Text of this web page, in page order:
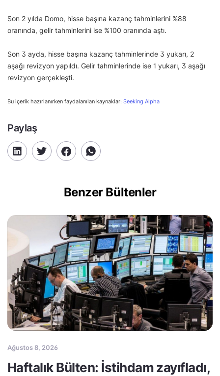
Son 2 yılda Domo, hisse başına kazanç tahminlerini %88
oranında, gelir tahminlerini ise %100 oranında aştı.
Son 3 ayda, hisse başına kazanç tahminlerinde 3 yukarı, 2
aşağı revizyon yapıldı. Gelir tahminlerinde ise 1 yukarı, 3 aşağı
revizyon gerçekleşti.
Bu içerik hazırlanırken faydalanılan kaynaklar: Seeking Alpha
Paylaş
Benzer Bültenler
Ağustos 8, 2026
Haftalık Bülten: İstihdam zayıfladı,